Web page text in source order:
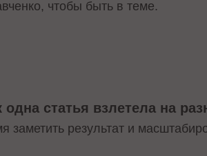
чтобы быть в теме.
статья взлетела на
заметить результат и